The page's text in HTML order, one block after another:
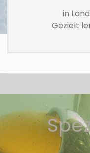
in
Gezielt